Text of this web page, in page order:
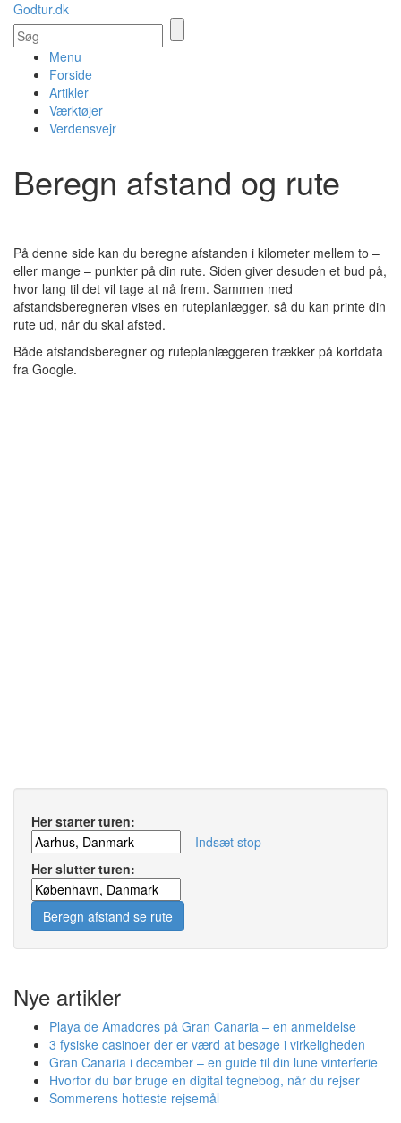
Godtur.dk
Menu
Forside
Artikler
Værktøjer
Verdensvejr
Beregn afstand og rute
På denne side kan du beregne afstanden i kilometer mellem to –
eller mange – punkter på din rute. Siden giver desuden et bud på,
hvor lang til det vil tage at nå frem. Sammen med
afstandsberegneren vises en ruteplanlægger, så du kan printe din
rute ud, når du skal afsted.
Både afstandsberegner og ruteplanlæggeren trækker på kortdata
fra Google.
Her starter turen:
Indsæt stop
Her slutter turen:
Beregn afstand se rute
Nye artikler
Playa de Amadores på Gran Canaria – en anmeldelse
3 fysiske casinoer der er værd at besøge i virkeligheden
Gran Canaria i december – en guide til din lune vinterferie
Hvorfor du bør bruge en digital tegnebog, når du rejser
Sommerens hotteste rejsemål